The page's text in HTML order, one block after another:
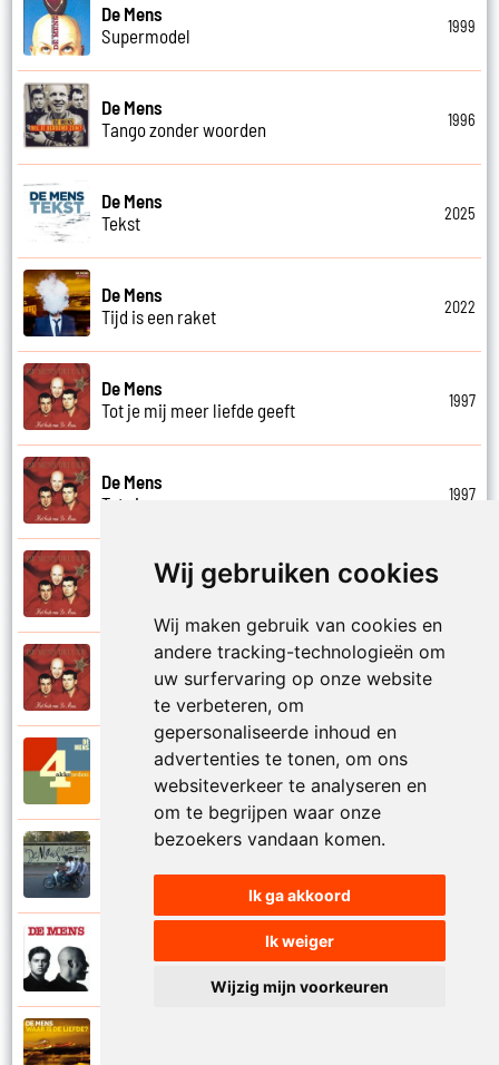
Wij gebruiken cookies
Wij maken gebruik van cookies en
andere tracking-technologieën om
uw surfervaring op onze website
te verbeteren, om
gepersonaliseerde inhoud en
advertenties te tonen, om ons
websiteverkeer te analyseren en
om te begrijpen waar onze
bezoekers vandaan komen.
Ik ga akkoord
Ik weiger
Wijzig mijn voorkeuren
De Mens
Supermodel
1999
De Mens
Tango zonder woorden
1996
De Mens
Tekst
2025
De Mens
Tijd is een raket
2022
De Mens
Tot je mij meer liefde geeft
1997
De Mens
Tot ziens
1997
De Mens
Val niet in liefde I
Val niet in liefde II
De Mens
Vier akkoorden
Vlinderhart